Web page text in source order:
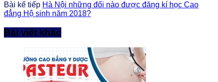
Bài kế tiếp Hà Nội những đối nào được đăng kí học Cao
đẳng Hộ sinh năm 2018?
Bài viết khác